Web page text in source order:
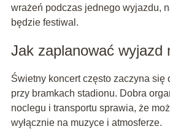
wrażeń podczas jednego wyjazdu,
będzie festiwal.
Jak zaplanować wyjazd
Świetny koncert często zaczyna się
przy bramkach stadionu. Dobra
noclegu i transportu sprawia, że
wyłącznie na muzyce i atmosferze.